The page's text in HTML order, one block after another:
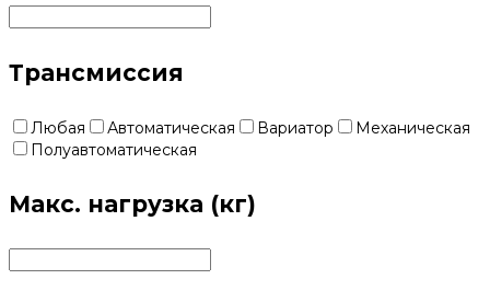
Трансмиссия
Любая Автоматическая Вариатор
Механическая
Полуавтоматическая
Макс. нагрузка (кг)